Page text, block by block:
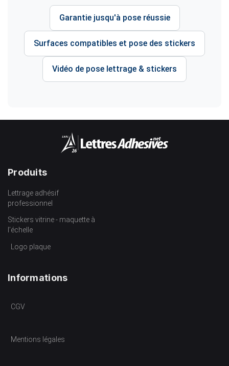
Garantie jusqu'à pose réussie
Surfaces compatibles et pose des stickers
Vidéo de pose lettrage & stickers
Produits
Lettrage adhésif
professionnel
Stickers vitrine - maquette à
l’échelle
Logo plaque
Informations
CGV
Mentions légales